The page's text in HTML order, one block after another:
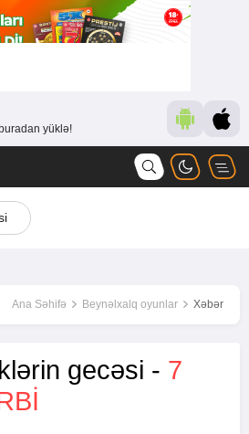
yüklə!
Ana Səhifə Beynəlxalq oyunlar Xəbər
gecəsi - 7